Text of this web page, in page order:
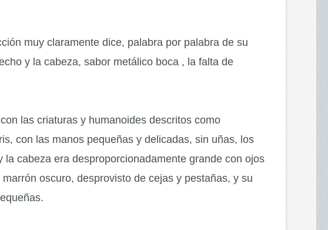
muy claramente dice, palabra por palabra de su
y la cabeza, sabor metálico boca , la falta de
las criaturas y humanoides descritos como
con las manos pequeñas y delicadas, sin uñas, los
cabeza era desproporcionadamente grande con ojos
oscuro, desprovisto de cejas y pestañas, y su